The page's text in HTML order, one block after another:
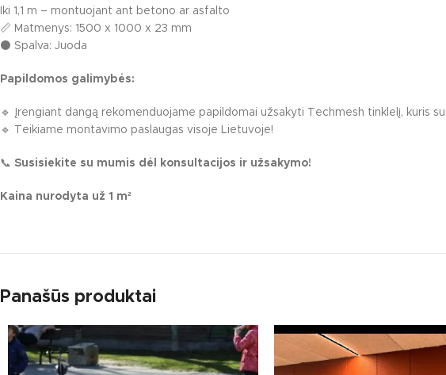
Iki 1,1 m – montuojant ant betono ar asfalto
📏 Matmenys: 1500 x 1000 x 23 mm
⚫ Spalva: Juoda
Papildomos galimybės:
🔹 Įrengiant dangą rekomenduojame papildomai užsakyti Techmesh tinklelį, kuris
🔹 Teikiame montavimo paslaugas visoje Lietuvoje!
📞 Susisiekite su mumis dėl konsultacijos ir užsakymo!
Kaina nurodyta už 1 m²
Panašūs produktai